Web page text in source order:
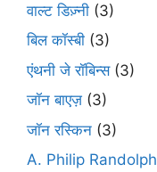
वाल्ट डिज़्नी (3)
बिल कॉस्बी (3)
एंथनी जे रॉबिन्स(3)
जॉन बाएज़ (3)
जॉन रस्किन (3)
A. Philip Randolph